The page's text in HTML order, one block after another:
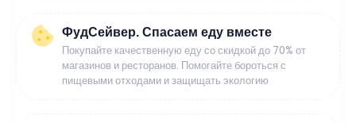
ФудСейвер. Спасаем еду вместе
Покупайте качественную еду со скидкой до 70% от
магазинов и ресторанов. Помогайте бороться с
пищевыми отходами и защищать экологию